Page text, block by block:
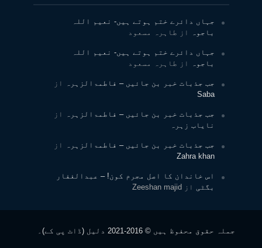
جہاں دائرے ختم ہوتے ہیں- نعیم اللہ
باجوہ
از طاہرہ مسعود
جہاں دائرے ختم ہوتے ہیں- نعیم اللہ
باجوہ
از طاہرہ مسعود
جب جذبات خبر بن جائیں – فاطمۃالزہرہ
از
Saba
جب جذبات خبر بن جائیں – فاطمۃالزہرہ
از
نایاب زہرہ
جب جذبات خبر بن جائیں – فاطمۃالزہرہ
از
Zahra khan
اس خاندان کا اصل مجرم کون! – عبدالغفار
بگٹی از Zeeshan majid
جملہ حقوق محفوظ ہیں © 2016-2021 دلیل (ڈاٹ پی کے)۔